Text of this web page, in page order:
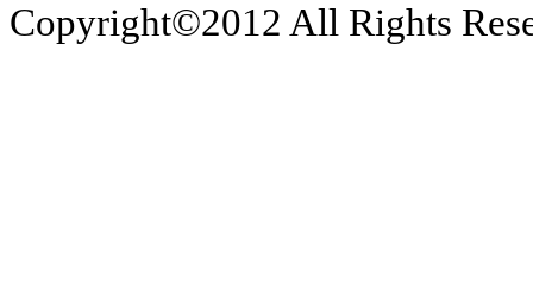
Copyright©2012 All Rights